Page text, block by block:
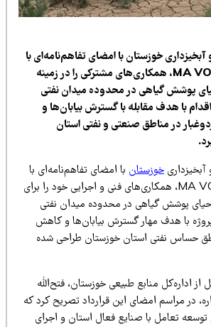
خوزستان با امضای تفاهم‌نامه‌ای با
شرکت روسی MA VOSTOK، همکاری‌های مشترکی را در زمینه
گیاهی در محدوده میدان نفتی
هدف مقابله با گسترش بیابان‌ها و
در مناطق صنعتی و نفتی استان
خوزستانبا امضای تفاهم‌نامه‌ای با
شرکت روسی MA VOSTOK، همکاری‌های فنی و اجرایی خود را برای
گیاهی در محدوده میدان نفتی
با هدف مهار گسترش بیابان‌ها و کاهش
نفتی استان خوزستان طراحی شده
منابع طبیعی خوزستان، فتح‌الله
مراسم امضای این قرارداد تصریح کرد که
تعامل با صنایع فعال استان و اجرای